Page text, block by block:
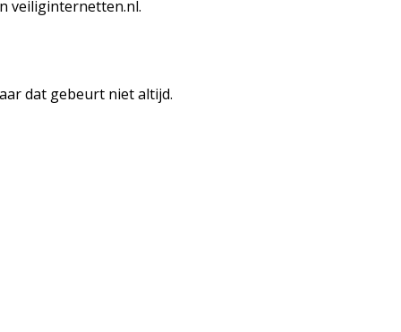
veiliginternetten.nl.
dat gebeurt niet altijd.